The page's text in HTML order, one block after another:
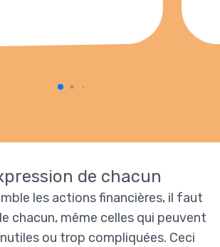
de chacun
les actions financières, il faut
chacun, même celles qui peuvent
ou trop compliquées. Ceci